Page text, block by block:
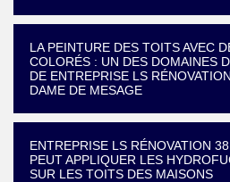
LA PEINTURE DES TOITS AVEC
COLORÉS : UN DES DOMAINES
DE ENTREPRISE LS
DAME DE MESAGE
ENTREPRISE LS RÉNOVATION
PEUT APPLIQUER LES
SUR LES TOITS DES MAISONS